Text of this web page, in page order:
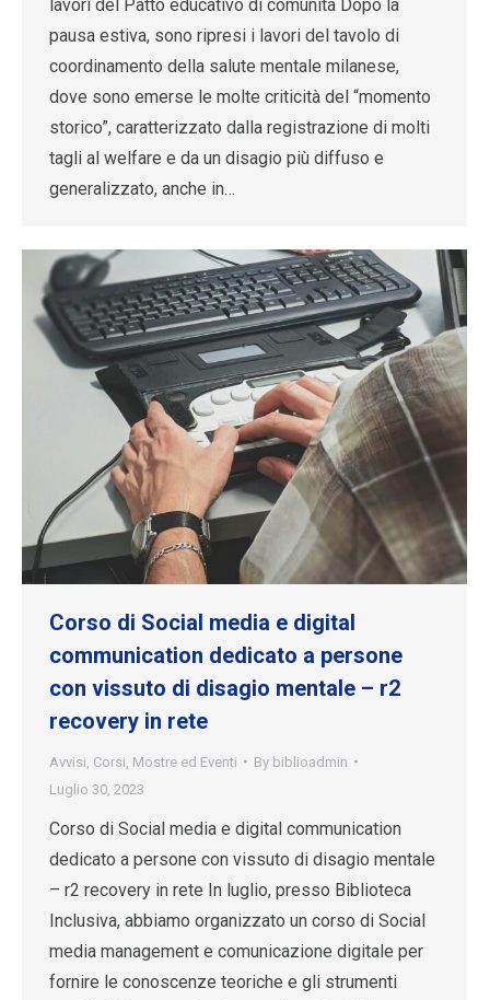
lavori del Patto educativo di comunità Dopo la
pausa estiva, sono ripresi i lavori del tavolo di
coordinamento della salute mentale milanese,
dove sono emerse le molte criticità del “momento
storico”, caratterizzato dalla registrazione di molti
tagli al welfare e da un disagio più diffuso e
generalizzato, anche in…
Corso di Social media e digital
communication dedicato a persone
con vissuto di disagio mentale – r2
recovery in rete
Avvisi Corsi Mostre ed Eventi By biblioadmin
Luglio 30, 2023
Corso di Social media e digital communication
dedicato a persone con vissuto di disagio mentale
– r2 recovery in rete In luglio, presso Biblioteca
Inclusiva, abbiamo organizzato un corso di Social
media management e comunicazione digitale per
fornire le conoscenze teoriche e gli strumenti